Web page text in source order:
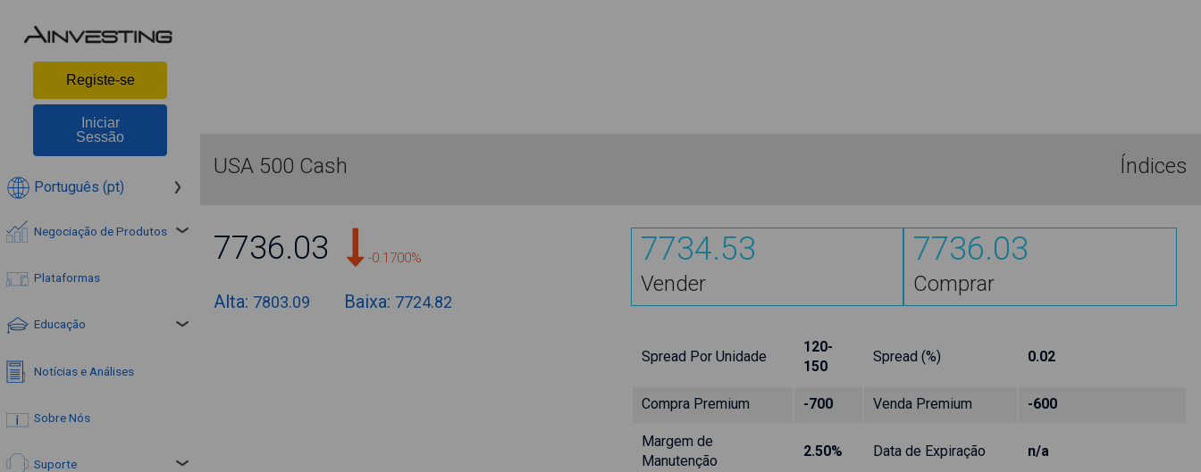
Registe-se
Iniciar
Sessão
Português (pt)
Negociação de Produtos
Plataformas
Educação
Notícias e Análises
Sobre Nós
Suporte
USA 500 Cash Índices
7736.03 -0.1700%
Alta: 7803.09 Baixa: 7724.82
7734.53
Vender
7736.03
Comprar
Spread Por Unidade
120-
150
Spread (%) 0.02
Compra Premium -700 Venda Premium -600
Margem de
Manutenção
2.50% Data de Expiração n/a